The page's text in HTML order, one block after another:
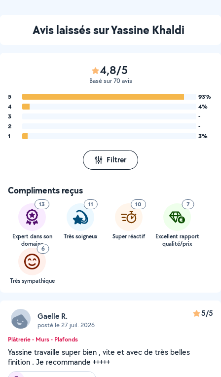
Avis laissés sur Yassine Khaldi
4,8/5
Basé sur 70 avis
5
93%
4
4%
3
-
2
-
1
3%
Filtrer
Compliments reçus
13
Expert dans son
domaine
11
Très soigneux
10
Super réactif
7
Excellent rapport
qualité/prix
6
Très sympathique
Gaelle R.
posté le 27 juil. 2026
5/5
Plâtrerie - Murs - Plafonds
Yassine travaille super bien , vite et avec de très belles
finition . Je recommande +++++